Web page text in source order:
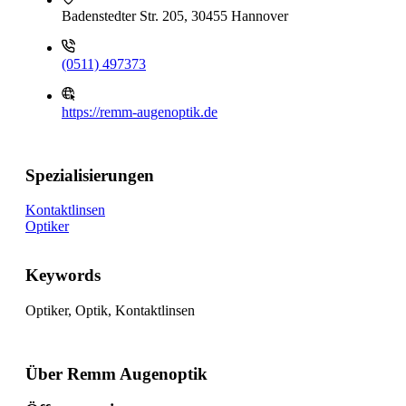
Badenstedter Str. 205, 30455 Hannover
(0511) 497373
https://remm-augenoptik.de
Spezialisierungen
Kontaktlinsen
Optiker
Keywords
Optiker, Optik, Kontaktlinsen
Über Remm Augenoptik